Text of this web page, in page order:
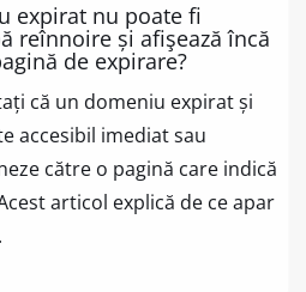
expirat nu poate fi
reînnoire și afişează încă
de expirare?
că un domeniu expirat și
accesibil imediat sau
către o pagină care indică
articol explică de ce apar